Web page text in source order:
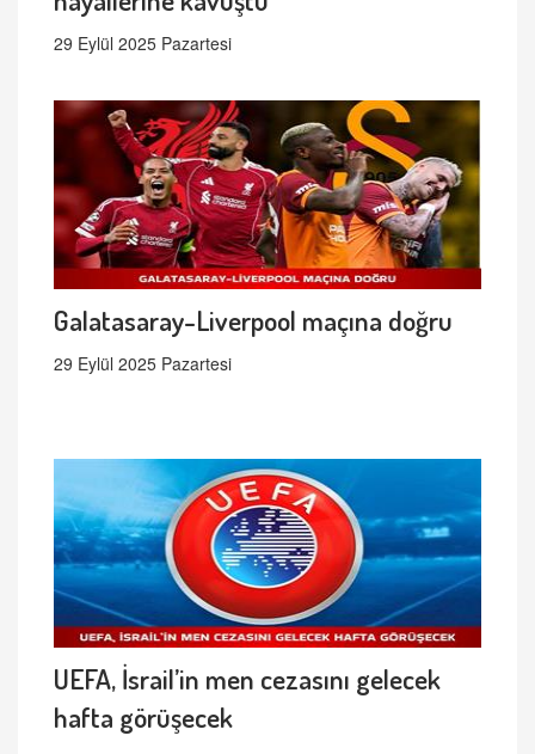
29 Eylül 2025 Pazartesi
Galatasaray-Liverpool maçına doğru
29 Eylül 2025 Pazartesi
UEFA, İsrail’in men cezasını gelecek
hafta görüşecek